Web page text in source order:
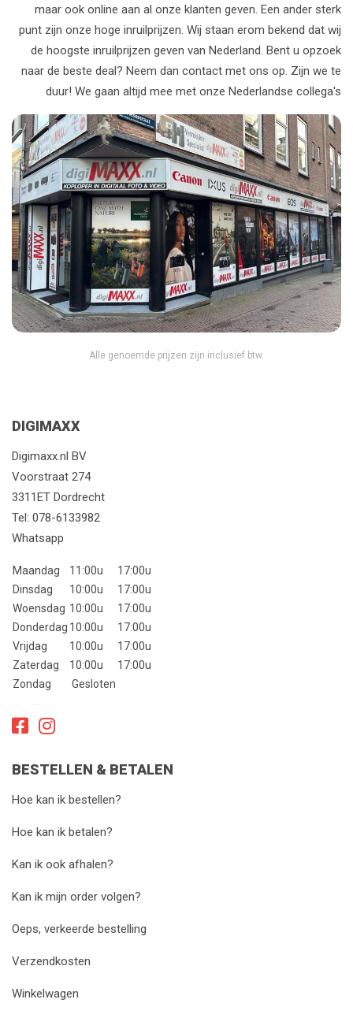
maar ook online aan al onze klanten geven. Een ander sterk
punt zijn onze hoge inruilprijzen. Wij staan erom bekend dat wij
de hoogste inruilprijzen geven van Nederland. Bent u opzoek
naar de beste deal? Neem dan contact met ons op. Zijn we te
duur! We gaan altijd mee met onze Nederlandse collega's
Alle genoemde prijzen zijn inclusief btw.
DIGIMAXX
Digimaxx.nl BV
Voorstraat 274
3311ET Dordrecht
Tel: 078-6133982
Whatsapp
Maandag 11:00u
17:00u
Dinsdag
10:00u
17:00u
Woensdag 10:00u
17:00u
Donderdag 10:00u
17:00u
Vrijdag
10:00u
17:00u
Zaterdag
10:00u
17:00u
Zondag
Gesloten
BESTELLEN & BETALEN
Hoe kan ik bestellen?
Hoe kan ik betalen?
Kan ik ook afhalen?
Kan ik mijn order volgen?
Oeps, verkeerde bestelling
Verzendkosten
Winkelwagen